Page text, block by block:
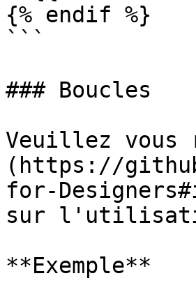
{% endif %}
```
### Boucles
Veuillez vous
(https://
for-
sur
**Exemple**